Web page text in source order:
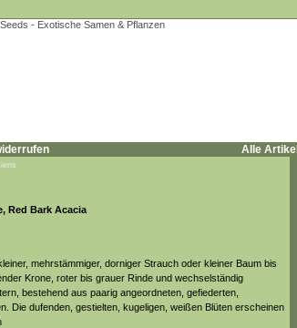
Alle Artikel
Red Bark Acacia
mehrstämmiger, dorniger Strauch oder kleiner Baum bis
Krone, roter bis grauer Rinde und wechselständig
bestehend aus paarig angeordneten, gefiederten,
Die dufenden, gestielten, kugeligen, weißen Blüten erscheinen